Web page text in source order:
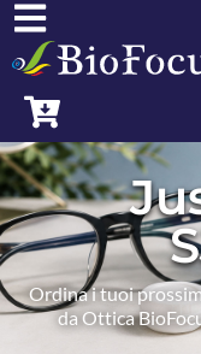
Ordina i tuoi
da Ottica